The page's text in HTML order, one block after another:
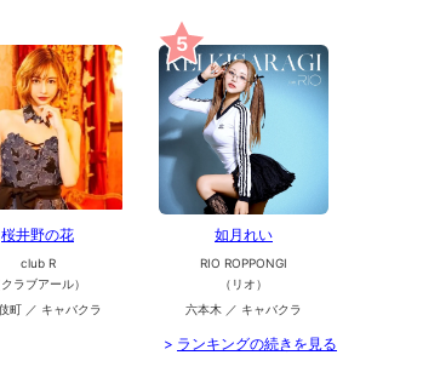
桜井野の花
club R
クラブアール）
町 ／ キャバクラ
5
如月れい
RIO ROPPONGI
（リオ）
六本木 ／ キャバクラ
> ランキングの続きを見る